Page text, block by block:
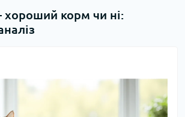
хороший корм чи ні: